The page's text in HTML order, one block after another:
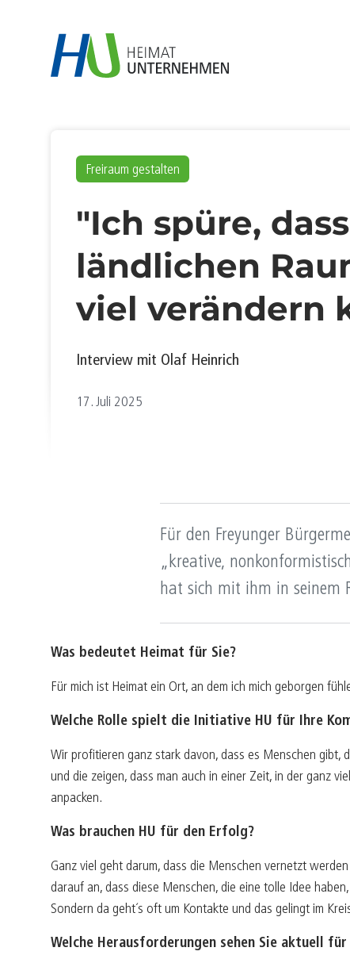
Freiraum gestalten
"Ich spüre,
ländlichen
viel verändern
Interview mit Olaf Heinrich
17. Juli 2025
Für den Freyunger
„kreative,
hat sich mit ihm in seinem
Was bedeutet Heimat für Sie?
Für mich ist Heimat ein Ort, an dem ich mich geborgen
Welche Rolle spielt die Initiative HU für Ihre
Wir profitieren ganz stark davon, dass es Menschen gibt,
und die zeigen, dass man auch in einer Zeit, in der ganz
anpacken.
Was brauchen HU für den Erfolg?
Ganz viel geht darum, dass die Menschen vernetzt
darauf an, dass diese Menschen, die eine tolle Idee
Sondern da geht´s oft um Kontakte und das gelingt im
Welche Herausforderungen sehen Sie aktuell für